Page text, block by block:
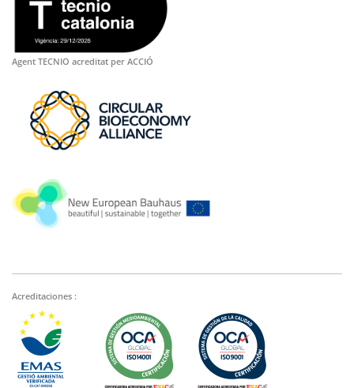
Agent TECNIO acreditat per ACCIÓ
Acreditaciones :